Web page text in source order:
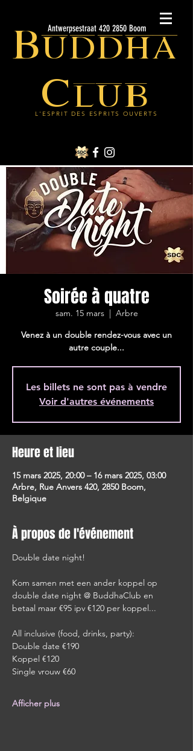
Buddha
Club
L'ESPRIT DES ESPRITS OUVERTS
Antwerpsestraat 420 2850 Boom
Soirée à quatre
sam. 15 mars
  |
Arbre
Venez à un double rendez-vous avec un
autre couple...
Les billets ne sont pas à vendre
Voir d'autres événements
Heure et lieu
15 mars 2025, 20:00 – 16 mars 2025, 03:00
Arbre, Rue Anvers 420, 2850 Boom,
Belgique
À propos de l'événement
Double date night!
Kom samen met een ander koppel op
double date night @ BuddhaClub en
betaal maar €95 ipv €120 per koppel...
All inclusive (food, drinks, party):
Double date €190
Koppel €120
Single vrouw €60
Afficher plus